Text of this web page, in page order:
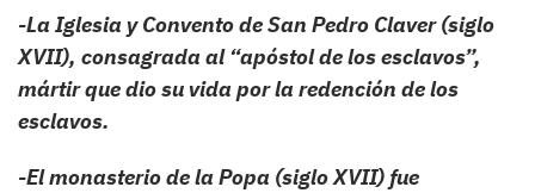
-La Iglesia y Convento de San Pedro Claver (siglo
XVII), consagrada al “apóstol de los esclavos”,
mártir que dio su vida por la redención de los
esclavos.
-El monasterio de la Popa (siglo XVII) fue